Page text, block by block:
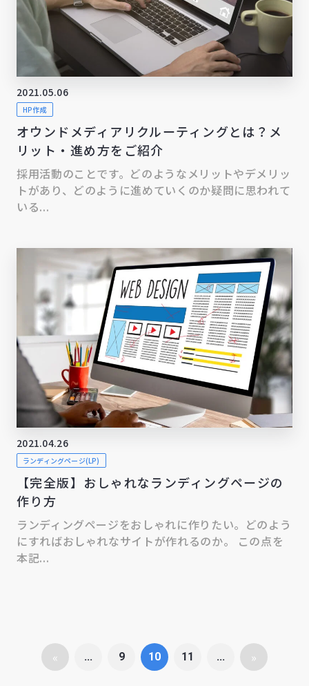
2021.05.06
HP作成
オウンドメディアリクルーティングとは？メ
リット・進め方をご紹介
採用活動のことです。どのようなメリットやデメリッ
トがあり、どのように進めていくのか疑問に思われて
いる...
2021.04.26
ランディングページ(LP)
【完全版】おしゃれなランディングページの
作り方
ランディングページをおしゃれに作りたい。どのよう
にすればおしゃれなサイトが作れるのか。 この点を
本記...
« ... 9 10 11 ... »